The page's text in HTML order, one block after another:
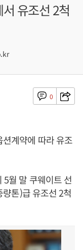
유조선 2척
0
계약에 따라 유조
월 말 쿠웨이트 선
톤)급 유조선 2척